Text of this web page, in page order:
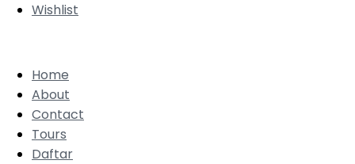
Wishlist
Home
About
Contact
Tours
Daftar